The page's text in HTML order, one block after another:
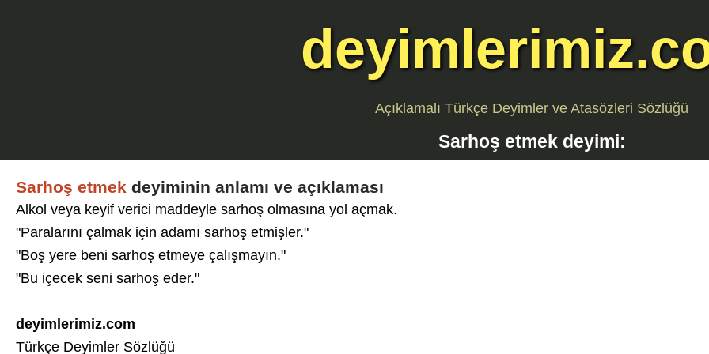
Açıklamalı Türkçe Deyimler ve Atasözleri Sözlüğü
Sarhoş etmekdeyimi:
Sarhoş etmek deyiminin anlamı ve açıklaması
Alkol veya keyif verici maddeyle sarhoş olmasına yol açmak.
"Paralarını çalmak için adamı sarhoş etmişler."
"Boş yere beni sarhoş etmeye çalışmayın."
"Bu içecek seni sarhoş eder."
deyimlerimiz.com
Türkçe Deyimler Sözlüğü